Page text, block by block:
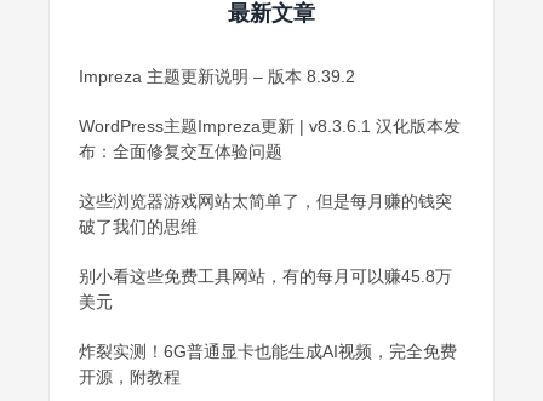
最新文章
Impreza 主题更新说明 – 版本 8.39.2
WordPress主题Impreza更新 | v8.3.6.1 汉化版本发
布：全面修复交互体验问题
这些浏览器游戏网站太简单了，但是每月赚的钱突
破了我们的思维
别小看这些免费工具网站，有的每月可以赚45.8万
美元
炸裂实测！6G普通显卡也能生成AI视频，完全免费
开源，附教程